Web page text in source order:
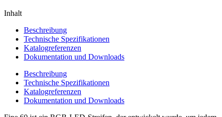
Inhalt
Beschreibung
Technische Spezifikationen
Katalogreferenzen
Dokumentation und Downloads
Beschreibung
Technische Spezifikationen
Katalogreferenzen
Dokumentation und Downloads